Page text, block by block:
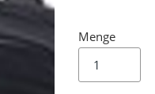
Menge